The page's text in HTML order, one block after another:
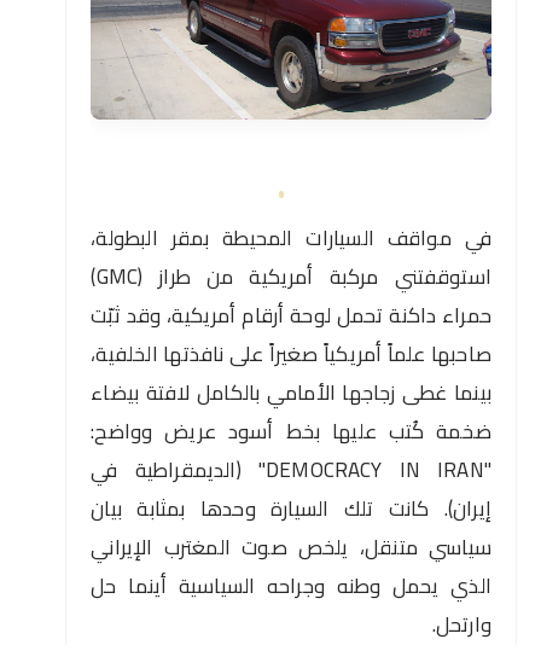
في مواقف السيارات المحيطة بمقر البطولة،
استوقفتني مركبة أمريكية من طراز (GMC)
حمراء داكنة تحمل لوحة أرقام أمريكية، وقد ثبّت
صاحبها علماً أمريكياً صغيراً على نافذتها الخلفية،
بينما غطى زجاجها الأمامي بالكامل لافتة بيضاء
ضخمة كُتب عليها بخط أسود عريض وواضح:
"DEMOCRACY IN IRAN" (الديمقراطية في
إيران). كانت تلك السيارة وحدها بمثابة بيان
سياسي متنقل، يلخص صوت المغترب الإيراني
الذي يحمل وطنه وجراحه السياسية أينما حل
وارتحل.